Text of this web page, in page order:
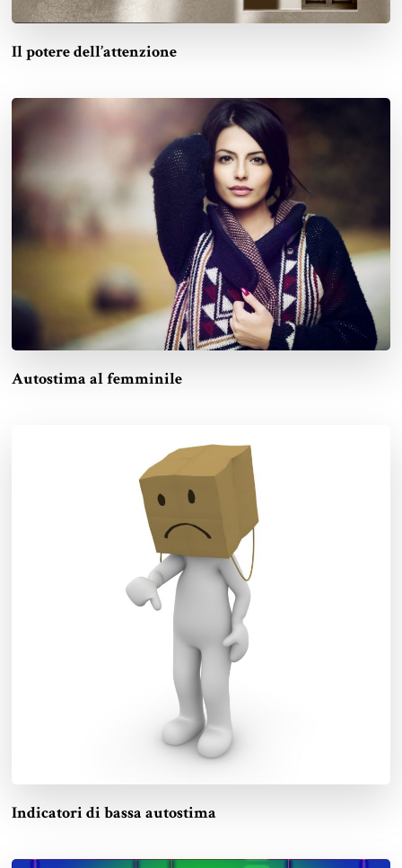
Il potere dell’attenzione
Autostima al femminile
Indicatori di bassa autostima